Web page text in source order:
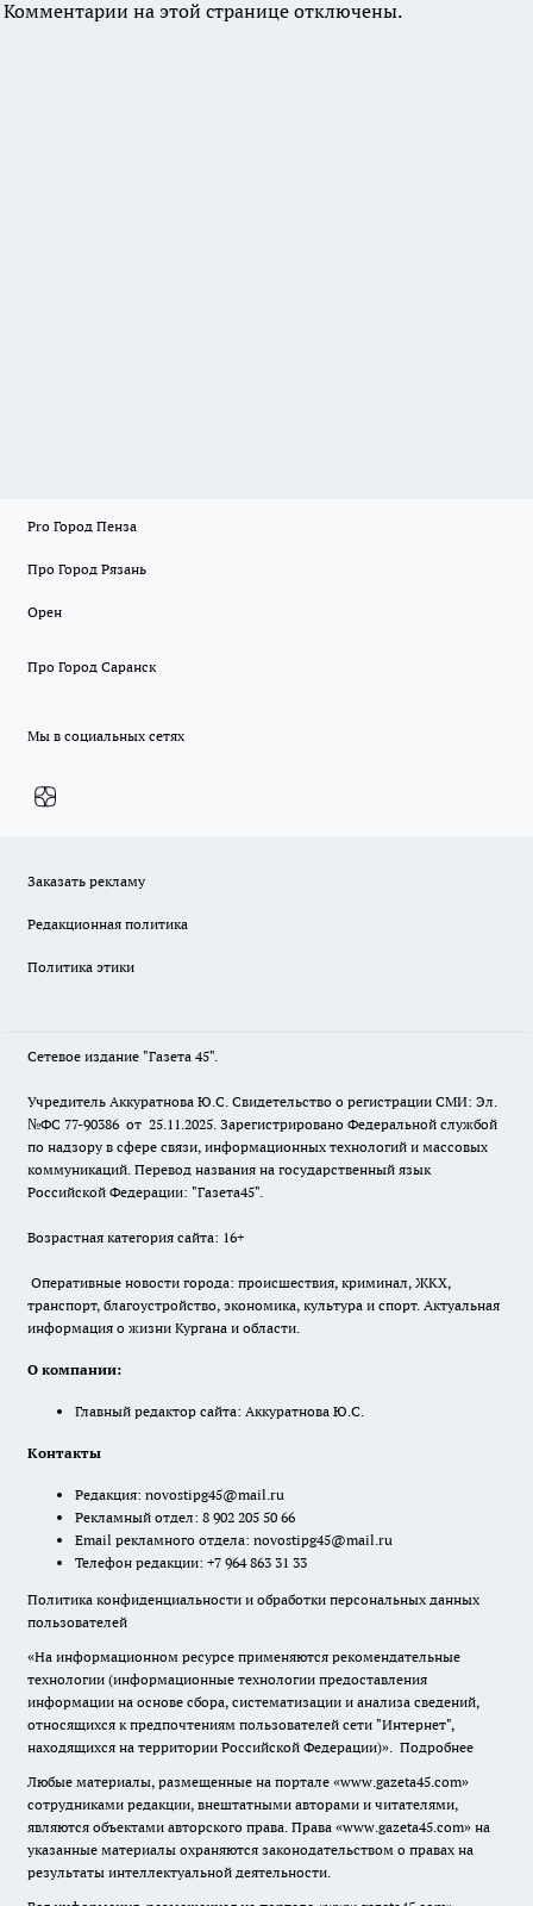
Комментарии на этой странице отключены.
Pro Город Пенза
Про Город Рязань
Орен
Про Город Саранск
Мы в социальных сетях
Заказать рекламу
Редакционная политика
Политика этики
Сетевое издание "Газета 45".
Учредитель Аккуратнова Ю.С. Свидетельство о регистрации СМИ: Эл.
№ФС 77-90386 от 25.11.2025. Зарегистрировано Федеральной службой
по надзору в сфере связи, информационных технологий и массовых
коммуникаций. Перевод названия на государственный язык
Российской Федерации: "Газета45".
Возрастная категория сайта: 16+
Оперативные новости города: происшествия, криминал, ЖКХ,
транспорт, благоустройство, экономика, культура и спорт. Актуальная
информация о жизни Кургана и области.
О компании:
Главный редактор сайта: Аккуратнова Ю.С.
Контакты
Редакция: novostipg45@mail.ru
Рекламный отдел: 8 902 205 50 66
Email рекламного отдела: novostipg45@mail.ru
Телефон редакции: +7 964 863 31 33
Политика конфиденциальности и обработки персональных данных
пользователей
«На информационном ресурсе применяются рекомендательные
технологии (информационные технологии предоставления
информации на основе сбора, систематизации и анализа сведений,
относящихся к предпочтениям пользователей сети "Интернет",
находящихся на территории Российской Федерации)». Подробнее
Любые материалы, размещенные на портале «www.gazeta45.com»
сотрудниками редакции, внештатными авторами и читателями,
являются объектами авторского права. Права «www.gazeta45.com» на
указанные материалы охраняются законодательством о правах на
результаты интеллектуальной деятельности.